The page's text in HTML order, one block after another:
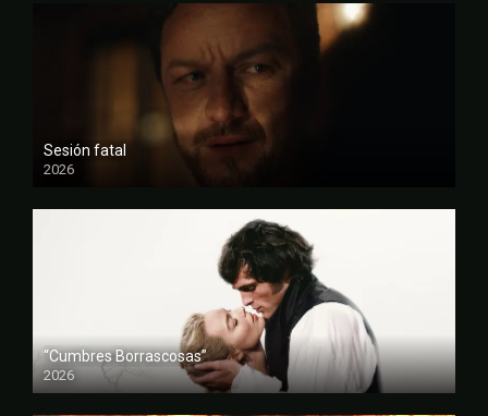
Sesión fatal
2026
FULL HD
“Cumbres Borrascosas”
2026
FULL HD